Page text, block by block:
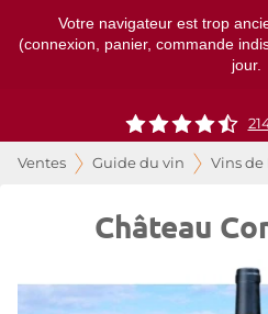
Votre navigateur est trop
(connexion, panier, commande
jour.
Ventes Guide du vin Vins de
Château